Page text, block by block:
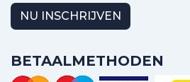
NU INSCHRIJVEN
BETAALMETHODEN